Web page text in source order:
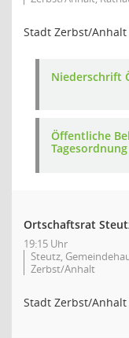
Stadt Zerbst/Anhalt
Niederschrift
Öffentliche
Tagesordnung
Ortschaftsrat
19:15 Uhr
Steutz,
Zerbst/Anhalt
Stadt Zerbst/Anhalt